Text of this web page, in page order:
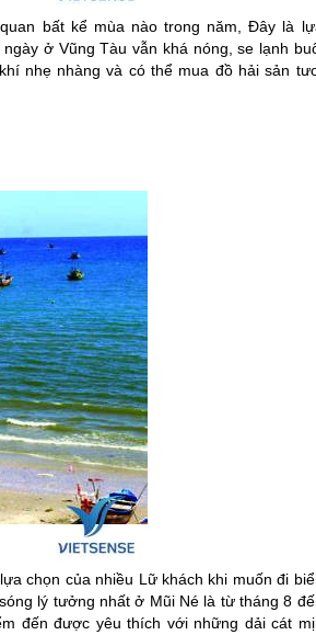
bất kể mùa nào trong năm, Đây là
ở Vũng Tàu vẫn khá nóng, se lạnh
nhẹ nhàng và có thể mua đồ hải sản
chọn của nhiều Lữ khách khi muốn đi
lý tưởng nhất ở Mũi Né là từ tháng 8
đến được yêu thích với những dải cát